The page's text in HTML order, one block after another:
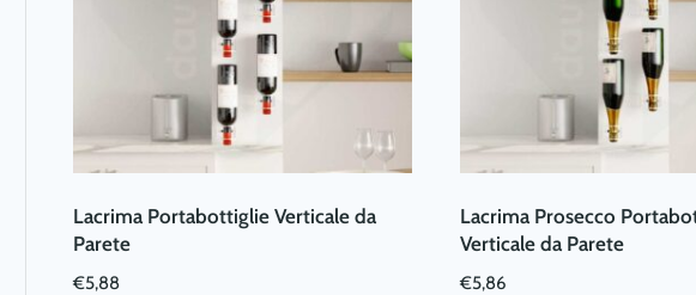
pagina
prodotto
Lacrima Portabottiglie Verticale da
Parete
€5,88
Lacrima Prosecco
Verticale da Parete
€5,86